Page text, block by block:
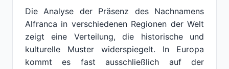
Die Analyse der Präsenz des Nachnamens
Alfranca in verschiedenen Regionen der Welt
zeigt eine Verteilung, die historische und
kulturelle Muster widerspiegelt. In Europa
kommt es fast ausschließlich auf der